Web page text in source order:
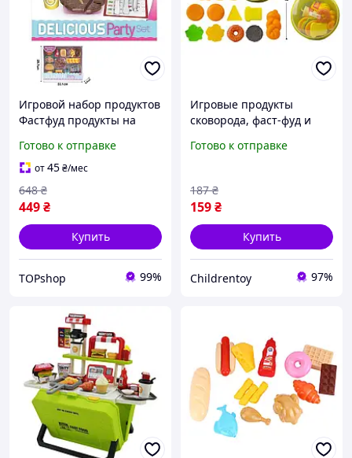
Игровой набор продуктов
Фастфуд продукты на
детская кухня муляжи
пищи для детей
Готово к отправке
от45₴/мес
449₴
648 ₴
Купить
TOPshop 99%
Игровые продукты
сковорода, фаст-фуд и
см, набор для детской
Готово к отправке
159₴
187 ₴
Купить
Childrentoy 97%